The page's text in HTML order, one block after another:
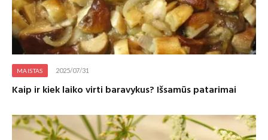
MAISTAS 2025/07/31
Kaip ir kiek laiko virti baravykus? Išsamūs patarimai